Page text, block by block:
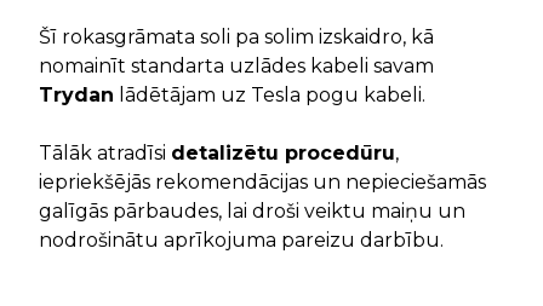
Šī rokasgrāmata soli pa solim izskaidro, kā
nomainīt standarta uzlādes kabeli savam
Trydan lādētājam uz Tesla pogu kabeli.
Tālāk atradīsi detalizētu procedūru,
iepriekšējās rekomendācijas un nepieciešamās
galīgās pārbaudes, lai droši veiktu maiņu un
nodrošinātu aprīkojuma pareizu darbību.